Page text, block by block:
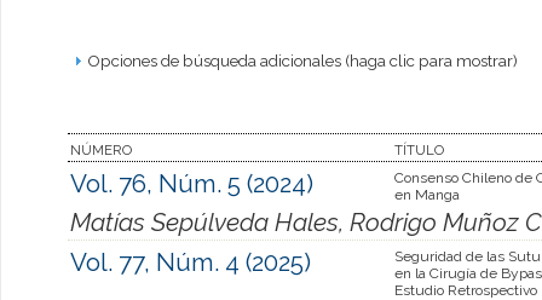
Opciones de búsqueda adicionales (haga clic para mostrar)
NÚMERO TÍTULO
Vol. 76, Núm. 5 (2024)
Consenso Chileno de
en Manga
Matías Sepúlveda Hales, Rodrigo Muñoz
Vol. 77, Núm. 4 (2025)
Seguridad de las
en la Cirugía de
Estudio Retrospectivo